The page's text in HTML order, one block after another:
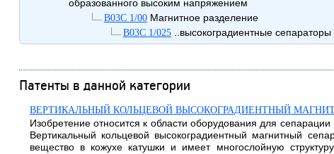
образованного высоким напряжением
B03C 1/00Магнитное разделение
B03C 1/025..высокоградиентные сепараторы
Патенты в данной категории
ВЕРТИКАЛЬНЫЙ КОЛЬЦЕВОЙ ВЫСОКОГРАДИЕНТНЫЙ
Изобретение относится к области оборудования для
Вертикальный кольцевой высокоградиентный магнитный
вещество в кожухе катушки и имеет многослойную